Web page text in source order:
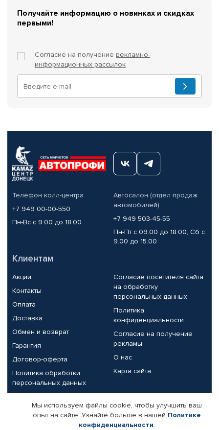
Получайте информацию о новинках и скидках
первыми!
Согласие на получение рекламно-
информационных рассылок
Телефон колл-центра
+7 949 00-00-550
Пн-Вс с 9.00 до 18.00
Автосалон (отдел продаж
автомобилей)
+7 949 503-45-55
Пн-Пт с 09.00 до 18.00, Сб с
9.00 до 15.00
Клиентам
Акции
Контакты
Оплата
Доставка
Обмен и возврат
Гарантия
Договор-оферта
Политика обработки
персональных данных
Согласие посетителя сайта
на обработку
персональных данных
Политика
конфиденциальности
Согласие на получение
рекламы
О нас
Карта сайта
Партнерам
Корпоративным клиентам Реквизиты компании
Мы используем файлы cookie, чтобы улучшить ваш
опыт на сайте. Узнайте больше в нашей Политике
конфиденциальности.